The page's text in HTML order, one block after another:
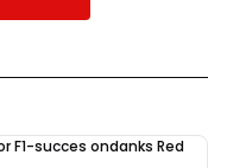
mauwen over dat het
is alleen maar knapper
F1-succes ondanks Red